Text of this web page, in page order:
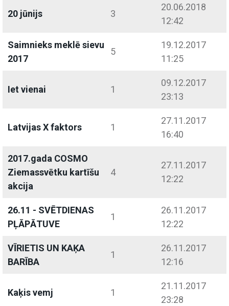
20 jūnijs 3
20.06.2018
12:42
Saimnieks meklē sievu
2017
5
19.12.2017
11:25
Iet vienai 1
09.12.2017
23:13
Latvijas X faktors 1
27.11.2017
16:40
2017.gada COSMO
Ziemassvētku kartīšu
akcija
4
27.11.2017
12:22
26.11 - SVĒTDIENAS
PĻĀPĀTUVE
1
26.11.2017
12:22
VĪRIETIS UN KAĶA
BARĪBA
1
26.11.2017
12:16
Kaķis vemj 1
21.11.2017
23:28